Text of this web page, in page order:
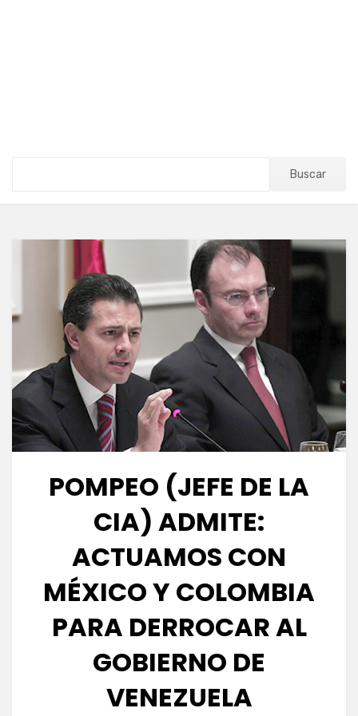
Buscar
POMPEO (JEFE DE LA
CIA) ADMITE:
ACTUAMOS CON
MÉXICO Y COLOMBIA
PARA DERROCAR AL
GOBIERNO DE
VENEZUELA